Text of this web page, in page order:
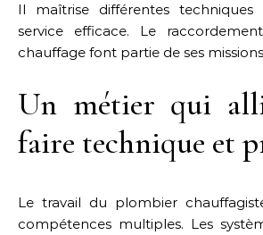
Il maîtrise différentes
service efficace. Le
chauffage font partie de ses
Un métier qui
faire technique et
Le travail du plombier
compétences multiples. Les